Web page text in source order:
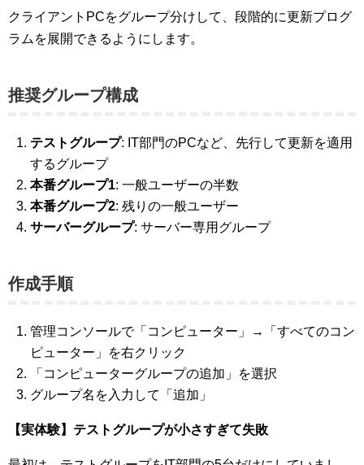
クライアントPCをグループ分けして、段階的に更新プログ
ラムを展開できるようにします。
推奨グループ構成
テストグループ: IT部門のPCなど、先行して更新を適用
するグループ
本番グループ1: 一般ユーザーの半数
本番グループ2: 残りの一般ユーザー
サーバーグループ: サーバー専用グループ
作成手順
管理コンソールで「コンピューター」→「すべてのコン
ピューター」を右クリック
「コンピューターグループの追加」を選択
グループ名を入力して「追加」
【実体験】テストグループが小さすぎて失敗